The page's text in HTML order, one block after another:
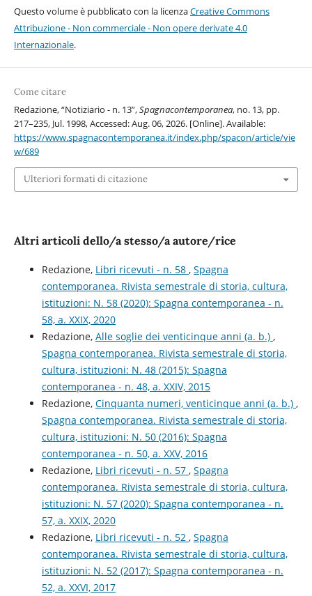
Questo volume è pubblicato con la licenzaCreative Commons
Attribuzione - Non commerciale - Non opere derivate 4.0
Internazionale.
Come citare
Redazione, “Notiziario - n. 13”,Spagnacontemporanea, no. 13, pp.
217–235, Jul. 1998, Accessed: Aug. 06, 2026. [Online]. Available:
https://www.spagnacontemporanea.it/index.php/spacon/article/vie
w/689
Ulteriori formati di citazione
Altri articoli dello/a stesso/a autore/rice
Redazione, Libri ricevuti - n. 58 , Spagna
contemporanea. Rivista semestrale di storia, cultura,
istituzioni: N. 58 (2020): Spagna contemporanea - n.
58, a. XXIX, 2020
Redazione, Alle soglie dei venticinque anni (a. b.) ,
Spagna contemporanea. Rivista semestrale di storia,
cultura, istituzioni: N. 48 (2015): Spagna
contemporanea - n. 48, a. XXIV, 2015
Redazione, Cinquanta numeri, venticinque anni (a. b.) ,
Spagna contemporanea. Rivista semestrale di storia,
cultura, istituzioni: N. 50 (2016): Spagna
contemporanea - n. 50, a. XXV, 2016
Redazione, Libri ricevuti - n. 57 , Spagna
contemporanea. Rivista semestrale di storia, cultura,
istituzioni: N. 57 (2020): Spagna contemporanea - n.
57, a. XXIX, 2020
Redazione, Libri ricevuti - n. 52 , Spagna
contemporanea. Rivista semestrale di storia, cultura,
istituzioni: N. 52 (2017): Spagna contemporanea - n.
52, a. XXVI, 2017